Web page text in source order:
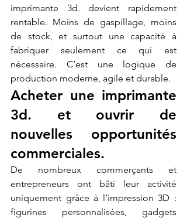
imprimante 3d. devient rapidement
rentable. Moins de gaspillage, moins
de stock, et surtout une capacité à
fabriquer seulement ce qui est
nécessaire. C’est une logique de
production moderne, agile et durable.
Acheter une imprimante
3d. et ouvrir de
nouvelles opportunités
commerciales.
De nombreux commerçants et
entrepreneurs ont bâti leur activité
uniquement grâce à l’impression 3D :
figurines personnalisées, gadgets